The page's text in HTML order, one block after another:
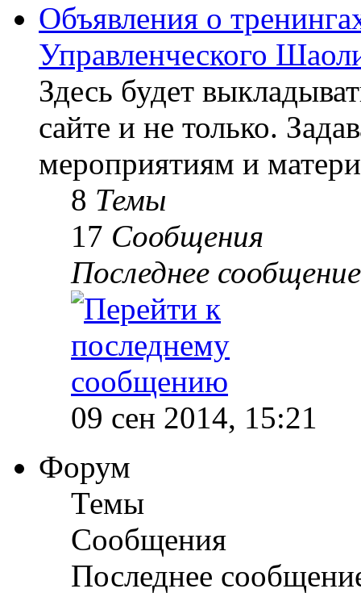
Объявления о
Управленческого
Здесь будет
сайте и не только.
мероприятиям и
8 Темы
17 Сообщения
Последнее сообщение
09 сен 2014, 15:21
Форум
Темы
Сообщения
Последнее